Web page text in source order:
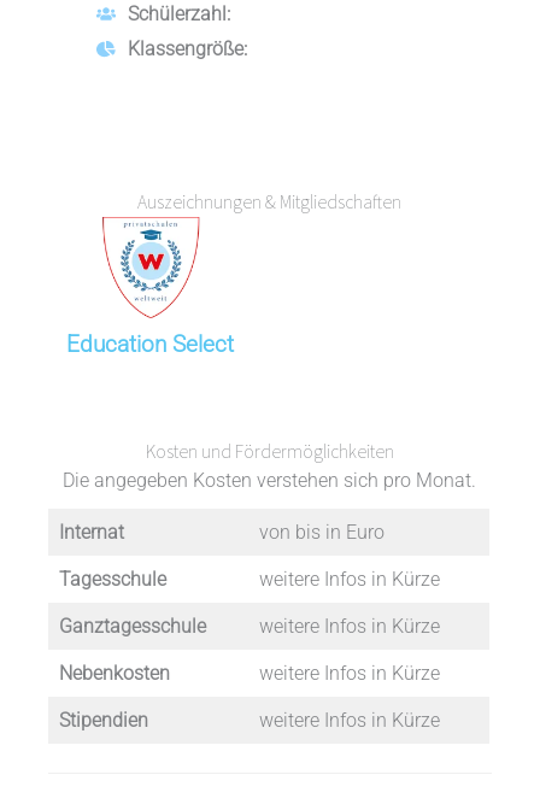
Schülerzahl:
Klassengröße:
Auszeichnungen & Mitgliedschaften
Education Select
Kosten und Fördermöglichkeiten
Die angegeben Kosten verstehen sich pro Monat.
Internat von bis in Euro
Tagesschule weitere Infos in Kürze
Ganztagesschule weitere Infos in Kürze
Nebenkosten weitere Infos in Kürze
Stipendien weitere Infos in Kürze